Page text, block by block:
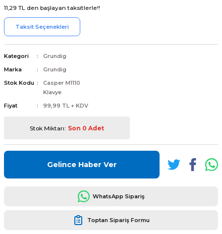
11,29 TL den başlayan taksitlerle!!
Taksit Seçenekleri
Kategori
Grundig
Marka
Grundig
Stok Kodu
Casper M1110
Klavye
Fiyat
99,99 TL + KDV
Stok Miktarı: Son 0 Adet
Gelince Haber Ver
WhatsApp Sipariş
Toptan Sipariş Formu